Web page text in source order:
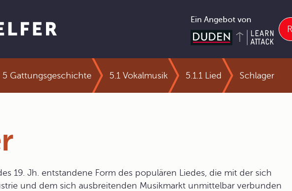
Ein Angebot von
5 Gattungsgeschichte 5.1 Vokalmusik 5.1.1 Lied Schlager
19. Jh. entstandene Form des populären Liedes, die mit der sich
und dem sich ausbreitenden Musikmarkt unmittelbar verbunden